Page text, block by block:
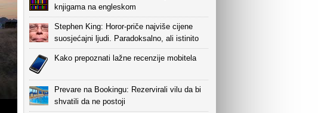
knjigama na engleskom
Stephen King: Horor-priče najviše cijene
suosjećajni ljudi. Paradoksalno, ali istinito
Kako prepoznati lažne recenzije mobitela
Prevare na Bookingu: Rezervirali vilu da bi
shvatili da ne postoji